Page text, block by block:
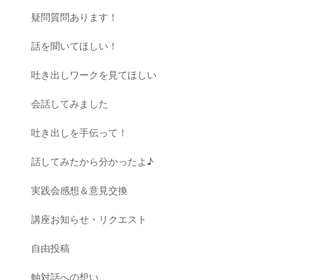
疑問質問あります！
話を聞いてほしい！
吐き出しワークを見てほしい
会話してみました
吐き出しを手伝って！
話してみたから分かったよ♪
実践会感想＆意見交換
講座お知らせ・リクエスト
自由投稿
軸対話への想い